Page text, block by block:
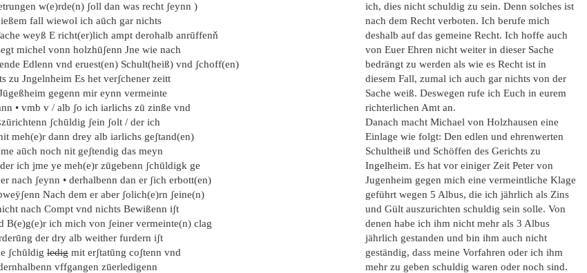
w(e)rde(n) ʃoll dan was recht ʃeynn )
fall wiewol ich aūch gar nichts
weyß E richt(er)lich ampt derohalb anrūffenň
michel vonn holzhūʃenn Jne wie nach
Edlenn vnd eruest(en) Schult(heiß) vnd ʃchoff(en)
zu Jngelnheim Es het verʃchener zeitt
gegenn mir eynn vermeinte
• vmb v / alb ʃo ich iarlichs zū zinße vnd
ʃchūldig ʃein ʃolt / der ich
meh(e)r dann drey alb iarlichs geʃtand(en)
aūch noch nit geʃtendig das meyn
ich jme ye meh(e)r zūgebenn ʃchūldigk ge
nach ʃeynn • derhalbenn dan er ʃich erbott(en)
Nach dem er aber ʃolich(e)rn ʃeine(n)
nach Compt vnd nichts Bewißenn iʃt
B(e)g(e)r ich mich von ʃeiner vermeinte(n) clag
der dry alb weither furdern iʃt
ʃchūldig ledig mit erʃtatūng coʃtenn vnd
vffgangen zūerledigenn
ich, dies nicht schuldig zu sein. Denn solches ist
nach dem Recht verboten. Ich berufe mich
deshalb auf das gemeine Recht. Ich hoffe auch
von Euer Ehren nicht weiter in dieser Sache
bedrängt zu werden als wie es Recht ist in
diesem Fall, zumal ich auch gar nichts von der
Sache weiß. Deswegen rufe ich Euch in eurem
richterlichen Amt an.
Danach macht Michael von Holzhausen eine
Einlage wie folgt: Den edlen und ehrenwerten
Schultheiß und Schöffen des Gerichts zu
Ingelheim. Es hat vor einiger Zeit Peter von
Jugenheim gegen mich eine vermeintliche Klage
geführt wegen 5 Albus, die ich jährlich als Zins
und Gült auszurichten schuldig sein solle. Von
denen habe ich ihm nicht mehr als 3 Albus
jährlich gestanden und bin ihm auch nicht
geständig, dass meine Vorfahren oder ich ihm
mehr zu geben schuldig waren oder noch sind.